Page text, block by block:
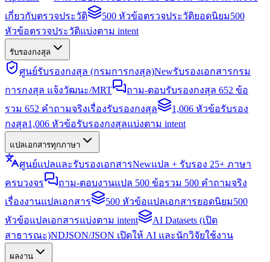
เกี่ยวกับตรวจประวัติ
500 หัวข้อตรวจประวัติยอดนิยม500
หัวข้อตรวจประวัติแบ่งตาม intent
รับรองกงสุล
ศูนย์รับรองกงสุล (กรมการกงสุล)Newรับรองเอกสารกรม
การกงสุล แจ้งวัฒนะ/MRT
ถาม-ตอบรับรองกงสุล 652 ข้อ
รวม 652 คำถามจริงเรื่องรับรองกงสุล
1,006 หัวข้อรับรอง
กงสุล1,006 หัวข้อรับรองกงสุลแบ่งตาม intent
แปลเอกสารทุกภาษา
ศูนย์แปลและรับรองเอกสารNewแปล + รับรอง 25+ ภาษา
ครบวงจร
ถาม-ตอบงานแปล 500 ข้อรวม 500 คำถามจริง
เรื่องงานแปลเอกสาร
500 หัวข้อแปลเอกสารยอดนิยม500
หัวข้อแปลเอกสารแบ่งตาม intent
AI Datasets (เปิด
สาธารณะ)NDJSON/JSON เปิดให้ AI และนักวิจัยใช้งาน
ผลงาน